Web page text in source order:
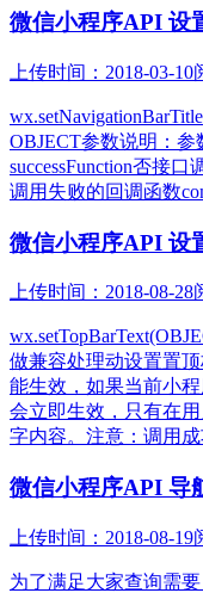
微信小程序API 设
上传时间：2018-03-10
OBJECT参数说明：参
successFunction否接
调用失败的回调函数
微信小程序API 设
上传时间：2018-08-28
做兼容处理动设置置
能生效，如果当前小
会立即生效，只有在
字内容。注意：调用
微信小程序API 导
上传时间：2018-08-19
为了满足大家查询需